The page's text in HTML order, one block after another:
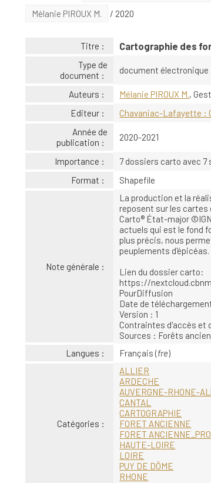
Mélanie PIROUX M.
/ 2020
Titre : Cartographie des
Type de
document :
document électronique
Auteurs : Mélanie PIROUX M.,
Editeur :
Chavaniac-Lafayette :
Année de
publication :
2020-2021
Importance :
7 dossiers carto avec 7
Format :
Shapefile
Note générale :
La production et la
reposent sur les cartes
Carto® État-major
actuels qui est le fond
plus précis, nous
peuplements d'épicéas.
Lien du dossier carto:
https://
PourDiffusion
Date de téléchargement
Version : 1
Contraintes d'accès et
Sources : Forêts
Langues :
Français (fre)
Catégories :
ALLIER
ARDECHE
AUVERGNE-RHONE-
CANTAL
CARTOGRAPHIE
FORET ANCIENNE
FORET
HAUTE-LOIRE
LOIRE
PUY DE DÔME
RHONE